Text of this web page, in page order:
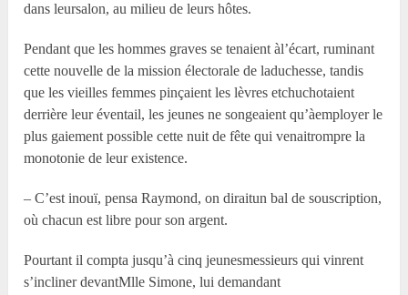
dans leursalon, au milieu de leurs hôtes.
Pendant que les hommes graves se tenaient àl’écart, ruminant
cette nouvelle de la mission électorale de laduchesse, tandis
que les vieilles femmes pinçaient les lèvres etchuchotaient
derrière leur éventail, les jeunes ne songeaient qu’àemployer le
plus gaiement possible cette nuit de fête qui venaitrompre la
monotonie de leur existence.
– C’est inouï, pensa Raymond, on diraitun bal de souscription,
où chacun est libre pour son argent.
Pourtant il compta jusqu’à cinq jeunesmessieurs qui vinrent
s’incliner devantMlle Simone, lui demandant